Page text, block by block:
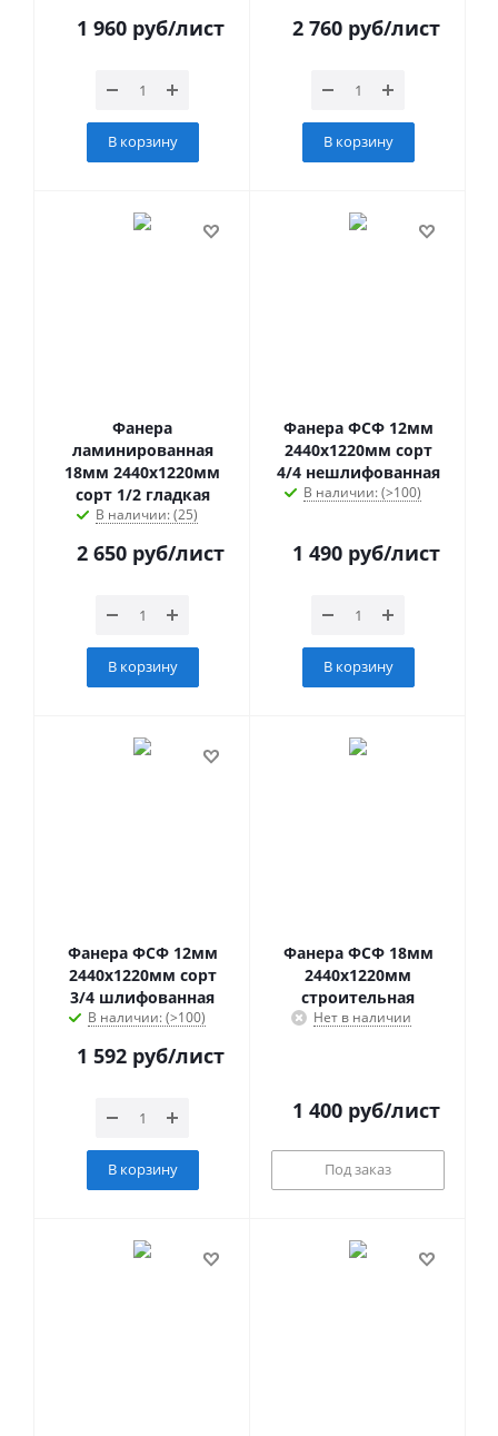
1 960руб/лист
В корзину
2 760руб/лист
В корзину
Фанера
ламинированная
18мм 2440х1220мм
сорт 1/2 гладкая
В наличии: (25)
2 650руб/лист
В корзину
Фанера ФСФ 12мм
2440х1220мм сорт
4/4 нешлифованная
В наличии: (>100)
1 490руб/лист
В корзину
Фанера ФСФ 12мм
2440х1220мм сорт
3/4 шлифованная
В наличии: (>100)
1 592руб/лист
В корзину
Фанера ФСФ 18мм
2440х1220мм
строительная
Нет в наличии
1 400руб/лист
Под заказ